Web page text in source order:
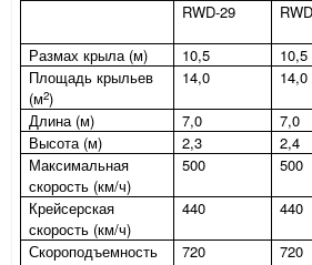
RWD-29
Размах крыла (м)
10,5 10,5
Площадь крыльев
(м2)
14,0 14,0
Длина (м) 7,0 7,0
Высота (м)
2,3 2,4
Максимальная
скорость (км/ч)
500 500
Крейсерская
скорость (км/ч)
440 440
Скороподъемность
720 720